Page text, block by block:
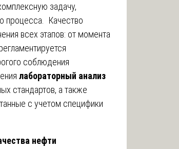
задачу,
процесса. Качество
всех этапов: от момента
соблюдения
лабораторный анализ
стандартов, а также
с учетом специфики
нефти